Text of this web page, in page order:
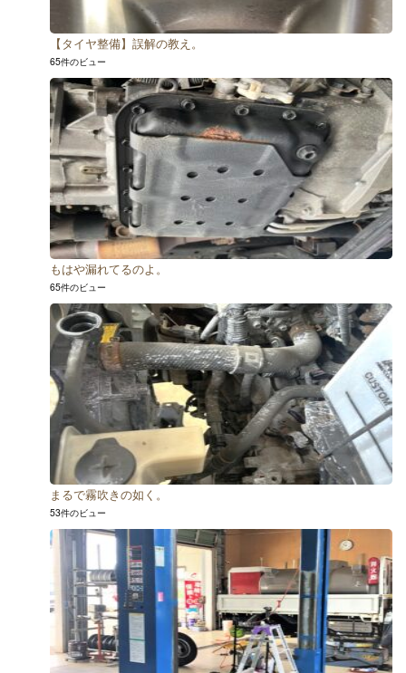
【タイヤ整備】誤解の教え。
65件のビュー
もはや漏れてるのよ。
65件のビュー
まるで霧吹きの如く。
53件のビュー